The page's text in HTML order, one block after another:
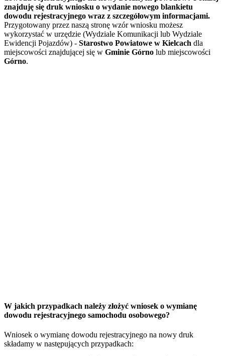
znajduję się druk wniosku o wydanie nowego blankietu
dowodu rejestracyjnego wraz z szczegółowym informacjami.
Przygotowany przez naszą stronę wzór wniosku możesz
wykorzystać w urzędzie (Wydziale Komunikacji lub Wydziale
Ewidencji Pojazdów) - Starostwo Powiatowe w Kielcach dla
miejscowości znajdującej się w Gminie Górno lub miejscowości
Górno.
W jakich przypadkach należy złożyć wniosek o wymianę
dowodu rejestracyjnego samochodu osobowego?
Wniosek o wymianę dowodu rejestracyjnego na nowy druk
składamy w następujących przypadkach: